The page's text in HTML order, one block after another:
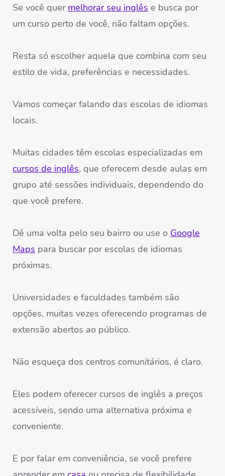
Se você quer melhorar seu inglês e busca por
um curso perto de você, não faltam opções.
Resta só escolher aquela que combina com seu
estilo de vida, preferências e necessidades.
Vamos começar falando das escolas de idiomas
locais.
Muitas cidades têm escolas especializadas em
cursos de inglês, que oferecem desde aulas em
grupo até sessões individuais, dependendo do
que você prefere.
Dê uma volta pelo seu bairro ou use o Google
Maps para buscar por escolas de idiomas
próximas.
Universidades e faculdades também são
opções, muitas vezes oferecendo programas de
extensão abertos ao público.
Não esqueça dos centros comunitários, é claro.
Eles podem oferecer cursos de inglês a preços
acessíveis, sendo uma alternativa próxima e
conveniente.
E por falar em conveniência, se você prefere